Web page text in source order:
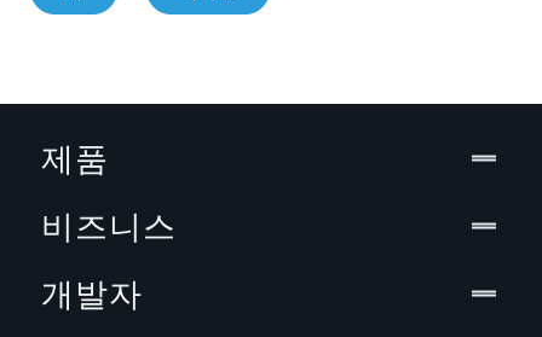
제품
비즈니스
개발자